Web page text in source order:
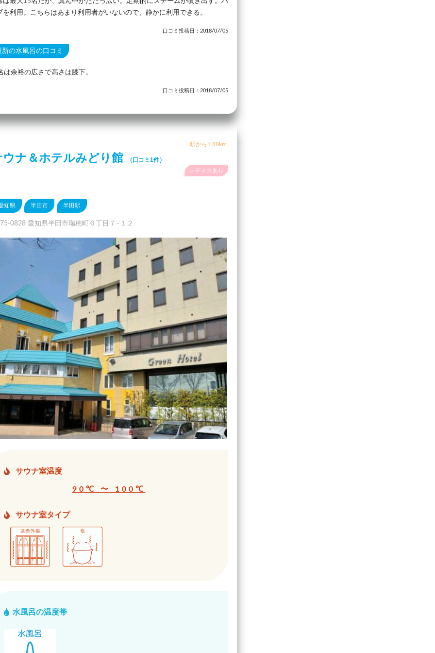
を利用。こちらはあまり利用者がいないので、静かに利用できる。
口コミ投稿日：2018/07/05
新の水風呂の口コミ
は余裕の広さで高さは膝下。
口コミ投稿日：2018/07/05
駅から1.88km
ウナ＆ホテルみどり館 （口コミ1件）
レディスあり
知県 半田市 半田駅
0828 愛知県半田市瑞穂町６丁目７−１２
サウナ室温度
90℃ 〜 100℃
サウナ室タイプ
水風呂の温度帯